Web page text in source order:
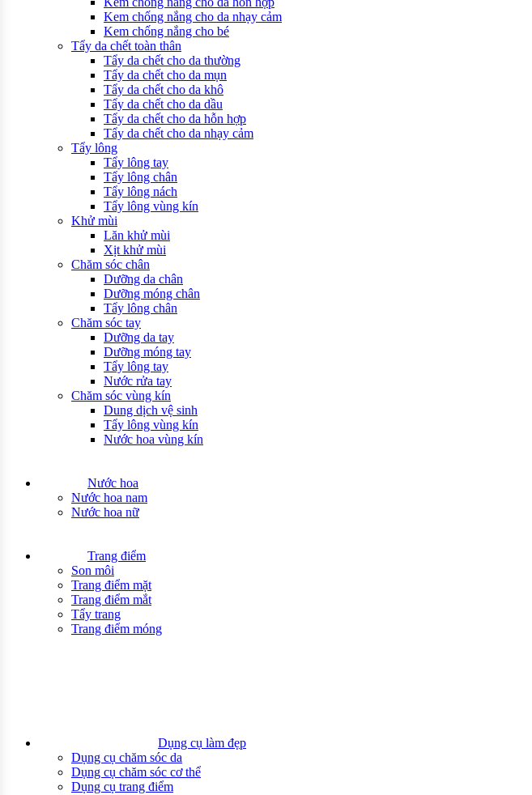
Kem chống nắng cho da nhạy cảm
Kem chống nắng cho bé
Tẩy da chết toàn thân
Tẩy da chết cho da thường
Tẩy da chết cho da mụn
Tẩy da chết cho da khô
Tẩy da chết cho da dầu
Tẩy da chết cho da hỗn hợp
Tẩy da chết cho da nhạy cảm
Tẩy lông
Tẩy lông tay
Tẩy lông chân
Tẩy lông nách
Tẩy lông vùng kín
Khử mùi
Lăn khử mùi
Xịt khử mùi
Chăm sóc chân
Dưỡng da chân
Dưỡng móng chân
Tẩy lông chân
Chăm sóc tay
Dưỡng da tay
Dưỡng móng tay
Tẩy lông tay
Nước rửa tay
Chăm sóc vùng kín
Dung dịch vệ sinh
Tẩy lông vùng kín
Nước hoa vùng kín
Nước hoa
Nước hoa nam
Nước hoa nữ
Trang điểm
Son môi
Trang điểm mặt
Trang điểm mắt
Tẩy trang
Trang điểm móng
Dụng cụ làm đẹp
Dụng cụ chăm sóc da
Dụng cụ chăm sóc cơ thể
Dụng cụ trang điểm